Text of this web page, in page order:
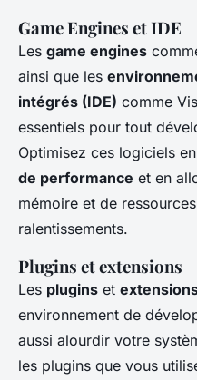
Game Engines et IDE
Les game engines
ainsi que les
intégrés (IDE) comme
essentiels pour tout
Optimisez ces logiciels
de performance et en
mémoire et de
ralentissements.
Plugins et extensions
Les plugins et
environnement de
aussi alourdir votre
les plugins que vous